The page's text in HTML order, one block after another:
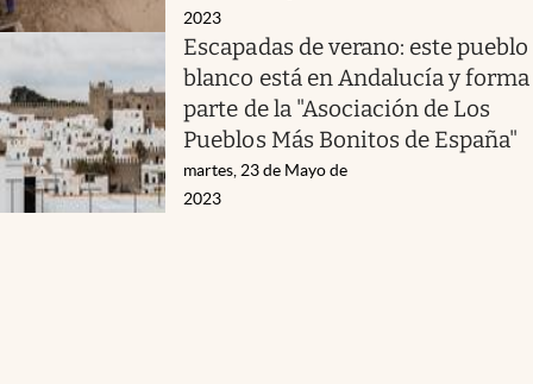
2023
Escapadas de verano: este pueblo
blanco está en Andalucía y forma
parte de la "Asociación de Los
Pueblos Más Bonitos de España"
martes, 23 de Mayo de
2023